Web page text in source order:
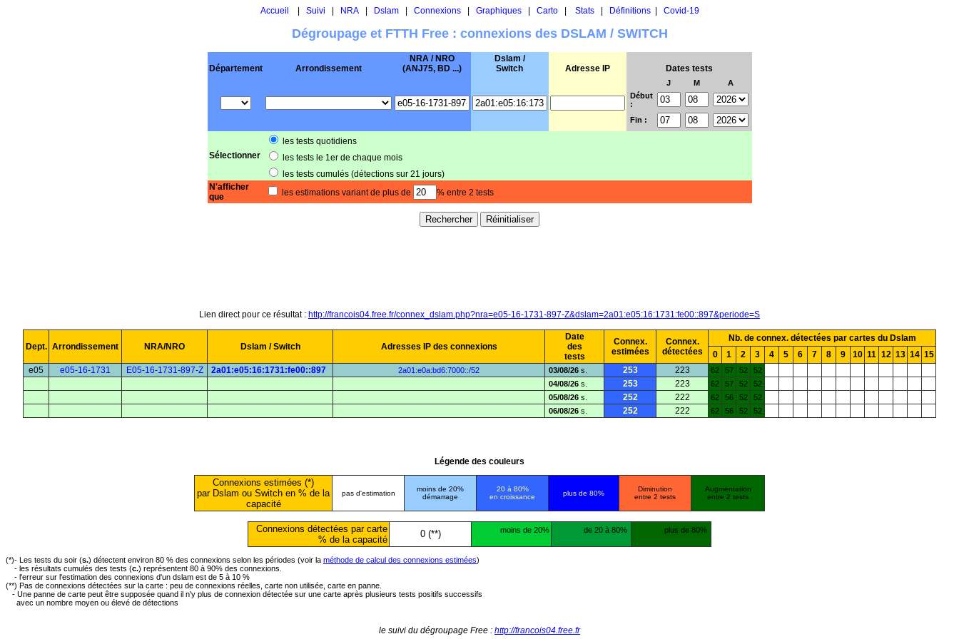
Accueil Suivi NRA| Dslam| Connexions| Graphiques| Carto| Stats| Définitions| Covid-19
Dégroupage et FTTH Free : connexions des DSLAM / SWITCH
Département Arrondissement
NRA / NRO
(ANJ75, BD ...)
Dslam /
Switch
Adresse IP Dates tests
J M
A
Début
:
Fin :
Sélectionner
les tests quotidiens
les tests le 1er de chaque mois
les tests cumulés (détections sur 21 jours)
N'afficher
que
les estimations variant de plus de % entre 2 tests
Lien direct pour ce résultat : http://francois04.free.fr/connex_dslam.php?nra=e05-16-1731-897-Z&dslam=2a01:e05:16:1731:fe00::897&periode=S
Dept. Arrondissement NRA/NRO Dslam / Switch Adresses IP des connexions
Date
des
tests
Connex.
estimées
Connex.
détectées
Nb. de connex. détectées par cartes du Dslam
0
1 2 3 4 5 6 7 8 9 10 11 12 13 14 15
e05
e05-16-1731 E05-16-1731-897-Z 2a01:e05:16:1731:fe00::897 2a01:e0a:bd6:7000::/52 03/08/26 s. 253 223 62 57 52
52
04/08/26 s. 253 223 62 57 52
52
05/08/26 s. 252 222 62 56 52
52
06/08/26 s. 252 222 62 56 52 52
Légende des couleurs
Connexions estimées (*)
par Dslam ou Switch en % de la
capacité
pas d'estimation
moins de 20%
démarrage
20 à 80%
en croissance
plus de 80%
Diminution
entre 2 tests
Augmentation
entre 2 tests
Connexions détectées par carte
% de la capacité
0 (**) moins de 20% de 20 à 80% plus de 80%
(*)- Les tests du soir (s.) détectent environ 80 % des connexions selon les périodes (voir la méthode de calcul des connexions estimées)
- les résultats cumulés des tests (c.) représentent 80 à 90% des connexions.
- l'erreur sur l'estimation des connexions d'un dslam est de 5 à 10 %
(**) Pas de connexions détectées sur la carte : peu de connexions réelles, carte non utilisée, carte en panne.
- Une panne de carte peut être supposée quand il n'y plus de connexion détectée sur une carte après plusieurs tests positifs successifs
avec un nombre moyen ou élevé de détections
le suivi du dégroupage Free : http://francois04.free.fr